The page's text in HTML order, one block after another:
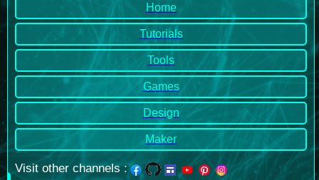
Home
Tutorials
Tools
Games
Design
Maker
Visit other channels: